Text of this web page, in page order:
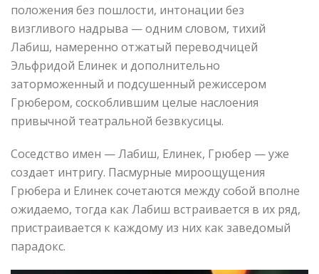
положения без пошлости, интонации без
визгливого надрыва — одним словом, тихий
Лабиш, намеренно отжатый переводчицей
Эльфридой Елинек и дополнительно
заторможенный и подсушенный режиссером
Грюбером, соскоблившим целые наслоения
привычной театральной безвкусицы.
Соседство имен — Лабиш, Елинек, Грюбер — уже
создает интригу. Пасмурные мироощущения
Грюбера и Елинек сочетаются между собой вполне
ожидаемо, тогда как Лабиш встраивается в их ряд,
пристраивается к каждому из них как заведомый
парадокс.